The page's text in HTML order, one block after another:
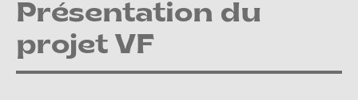
Présentation du
projet VF